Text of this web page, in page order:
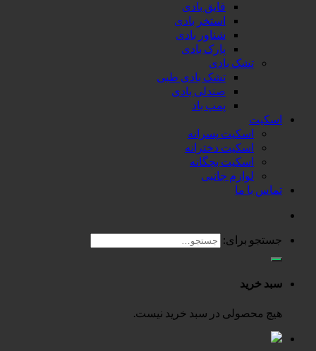
قایق بادی
استخر بادی
شناور بادی
پارک بادی
تشک بادی
تشک بادی طبی
صندلی بادی
پمپ باد
اسکیت
اسکیت پسرانه
اسکیت دخترانه
اسکیت بچگانه
لوازم جانبی
تماس با ما
جستجو برای:
سبد خرید
هیچ محصولی در سبد خرید نیست.